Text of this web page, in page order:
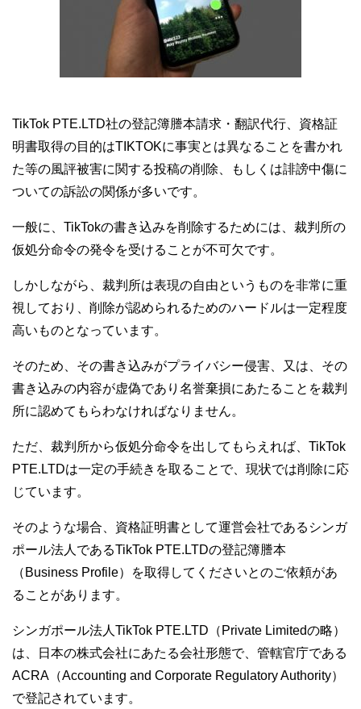
TikTok PTE.LTD社の登記簿謄本請求・翻訳代行、資格証
明書取得の目的はTIKTOKに事実とは異なることを書かれ
た等の風評被害に関する投稿の削除、もしくは誹謗中傷に
ついての訴訟の関係が多いです。
一般に、TikTokの書き込みを削除するためには、裁判所の
仮処分命令の発令を受けることが不可欠です。
しかしながら、裁判所は表現の自由というものを非常に重
視しており、削除が認められるためのハードルは一定程度
高いものとなっています。
そのため、その書き込みがプライバシー侵害、又は、その
書き込みの内容が虚偽であり名誉棄損にあたることを裁判
所に認めてもらわなければなりません。
ただ、裁判所から仮処分命令を出してもらえれば、TikTok
PTE.LTDは一定の手続きを取ることで、現状では削除に応
じています。
そのような場合、資格証明書として運営会社であるシンガ
ポール法人であるTikTok PTE.LTDの登記簿謄本
（Business Profile）を取得してくださいとのご依頼があ
ることがあります。
シンガポール法人TikTok PTE.LTD（Private Limitedの略）
は、日本の株式会社にあたる会社形態で、管轄官庁である
ACRA（Accounting and Corporate Regulatory Authority）
で登記されています。